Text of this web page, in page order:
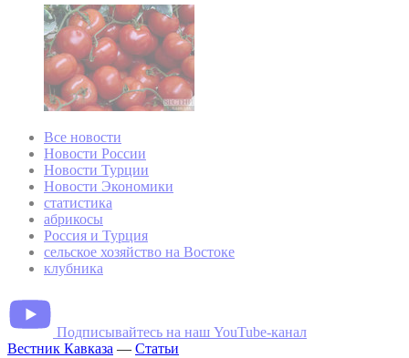
Все новости
Новости России
Новости Турции
Новости Экономики
статистика
абрикосы
Россия и Турция
сельское хозяйство на Востоке
клубника
Подписывайтесь на наш YouTube-канал
Вестник Кавказа — Статьи